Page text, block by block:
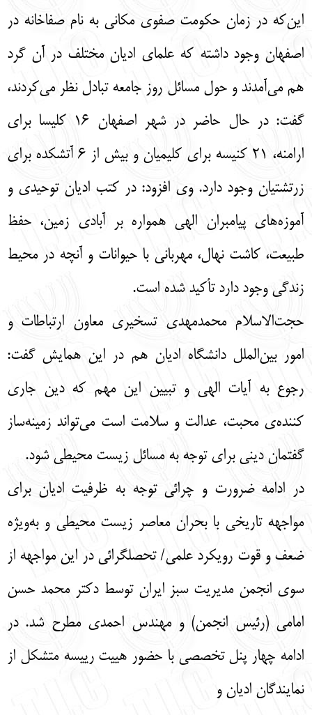
این‌که در زمان حکومت صفوی مکانی به نام صفاخانه در
اصفهان وجود داشته که علمای ادیان مختلف در آن گرد
هم می‌آمدند و حول مسائل روز جامعه تبادل نظر می‌کردند،
گفت: در حال حاضر در شهر اصفهان ۱۶ کلیسا برای
ارامنه، ۲۱ کنیسه برای کلیمیان و بیش از ۶ آتشکده برای
زرتشتیان وجود دارد. وی افزود: در کتب ادیان توحیدی و
آموزه‌های پیامبران الهی همواره بر آبادی زمین، حفظ
طبیعت، کاشت نهال، مهربانی با حیوانات و آنچه در محیط
زندگی وجود دارد تأکید شده است.
حجت‌الاسلام محمد‌مهدی تسخیری معاون ارتباطات و
امور بین‌الملل دانشگاه ادیان هم در این همایش گفت:
رجوع به آیات الهی و تبیین این مهم که دین جاری
کننده‌ی محبت، عدالت و سلامت است می‌تواند زمینه‌ساز
گفتمان دینی برای توجه به مسائل زیست محیطی شود.
در ادامه ضرورت و چرائی توجه به ظرفیت ادیان برای
مواجهه تاریخی با بحران معاصر زیست محیطی و به‌ویژه
ضعف و قوت رویکرد علمی/ تحصلگرائی در این مواجهه از
سوی انجمن مدیریت سبز ایران توسط دکتر محمد حسن
امامی (رئیس انجمن) و مهندس احمدی مطرح شد. در
ادامه چهار پنل تخصصی با حضور هییت رییسه متشکل از
نمایندگان ادیان و